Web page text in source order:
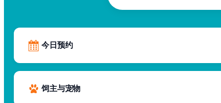
今日预约
饲主与宠物